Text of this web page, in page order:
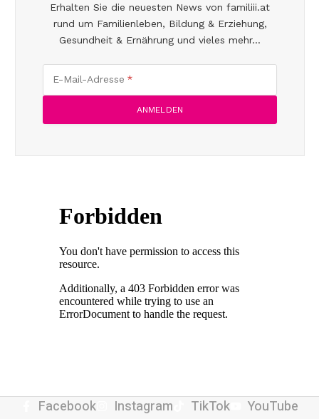
Erhalten Sie die neuesten News von familiii.at
rund um Familienleben, Bildung & Erziehung,
Gesundheit & Ernährung und vieles mehr...
E-Mail-Adresse
Facebook Instagram TikTok YouTube